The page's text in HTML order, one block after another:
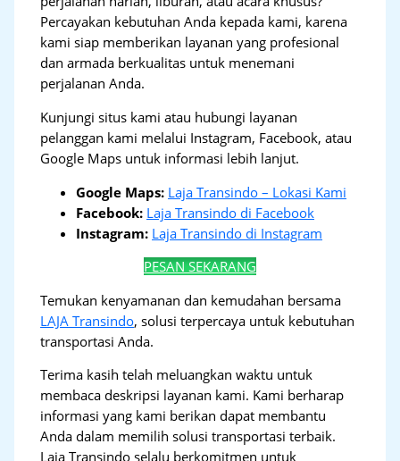
Percayakan kebutuhan Anda kepada kami, karena
kami siap memberikan layanan yang profesional
dan armada berkualitas untuk menemani
perjalanan Anda.
Kunjungi situs kami atau hubungi layanan
pelanggan kami melalui Instagram, Facebook, atau
Google Maps untuk informasi lebih lanjut.
Google Maps: Laja Transindo – Lokasi Kami
Facebook: Laja Transindo di Facebook
Instagram: Laja Transindo di Instagram
PESAN SEKARANG
Temukan kenyamanan dan kemudahan bersama
LAJA Transindo, solusi terpercaya untuk kebutuhan
transportasi Anda.
Terima kasih telah meluangkan waktu untuk
membaca deskripsi layanan kami. Kami berharap
informasi yang kami berikan dapat membantu
Anda dalam memilih solusi transportasi terbaik.
Laja Transindo selalu berkomitmen untuk